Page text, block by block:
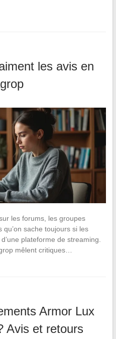
les avis en
les forums, les groupes
sache toujours si les
plateforme de streaming.
mêlent critiques…
Armor Lux
Avis et retours